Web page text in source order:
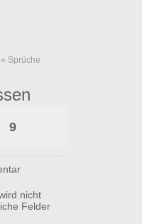
» Sprüche
9
nicht
Felder